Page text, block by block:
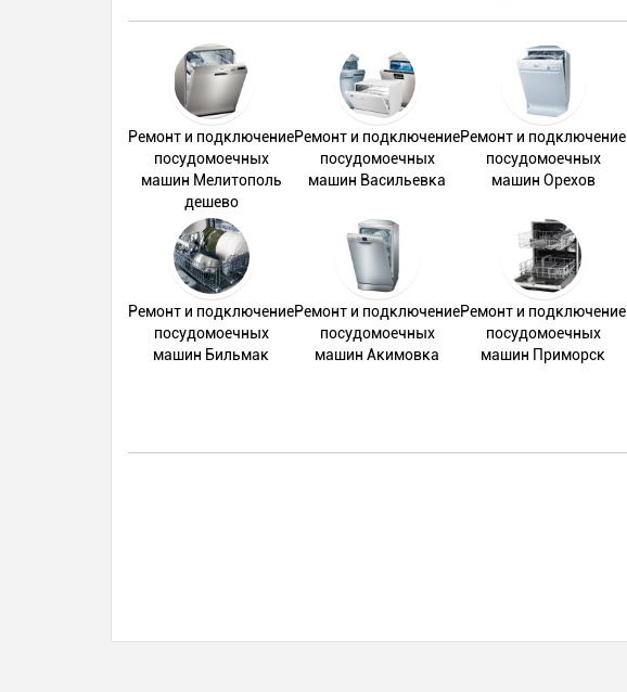
Ремонт и подключение
посудомоечных
машин Мелитополь
дешево
Ремонт и подключение
посудомоечных
машин Васильевка
Ремонт и подключение
посудомоечных
машин Орехов
Ремонт и подключение
посудомоечных
машин Бильмак
Ремонт и подключение
посудомоечных
машин Акимовка
Ремонт и подключение
посудомоечных
машин Приморск